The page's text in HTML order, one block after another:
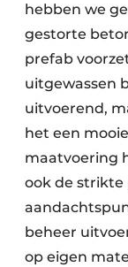
hebben we
gestorte
prefab
uitgewassen
uitvoerend,
het een
maatvoering
ook de
beheer
op eigen